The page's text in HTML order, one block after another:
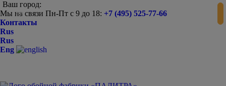
Ваш город:
Мы на связи Пн-Пт с 9 до 18: +7 (495) 525-77-66
Контакты
Rus
Rus
Eng
-